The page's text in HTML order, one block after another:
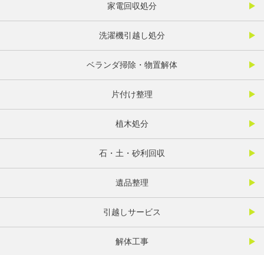
家電回収処分
洗濯機引越し処分
ベランダ掃除・物置解体
片付け整理
植木処分
石・土・砂利回収
遺品整理
引越しサービス
解体工事